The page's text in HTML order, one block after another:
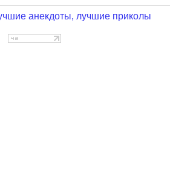
анекдоты, лучшие приколы